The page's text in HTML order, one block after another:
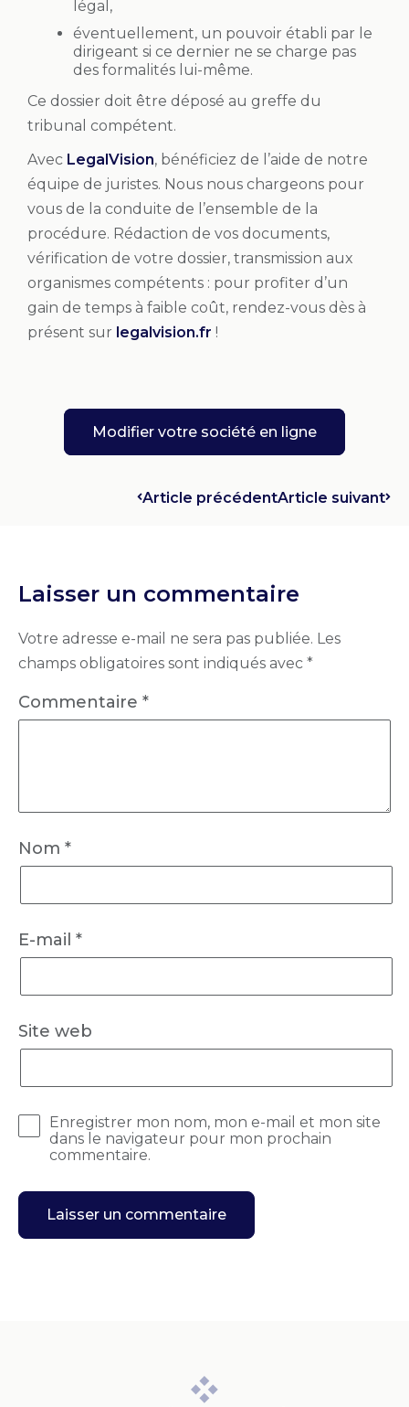
légal,
éventuellement, un pouvoir établi par le
dirigeant si ce dernier ne se charge pas
des formalités lui-même.
Ce dossier doit être déposé au greffe du
tribunal compétent.
Avec LegalVision, bénéficiez de l’aide de notre
équipe de juristes. Nous nous chargeons pour
vous de la conduite de l’ensemble de la
procédure. Rédaction de vos documents,
vérification de votre dossier, transmission aux
organismes compétents : pour profiter d’un
gain de temps à faible coût, rendez-vous dès à
présent sur legalvision.fr !
Modifier votre société en ligne
Article précédentArticle suivant
Laisser un commentaire
Votre adresse e-mail ne sera pas publiée. Les
champs obligatoires sont indiqués avec *
Commentaire *
Nom *
E-mail *
Site web
Enregistrer mon nom, mon e-mail et mon site
dans le navigateur pour mon prochain
commentaire.